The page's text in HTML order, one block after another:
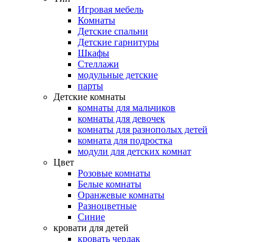
Игровая мебель
Комнаты
Детские спальни
Детские гарнитуры
Шкафы
Стеллажи
модульные детские
парты
Детские комнаты
комнаты для мальчиков
комнаты для девочек
комнаты для разнополых детей
комната для подростка
модули для детских комнат
Цвет
Розовые комнаты
Белые комнаты
Оранжевые комнаты
Разноцветные
Синие
кровати для детей
кровать чердак